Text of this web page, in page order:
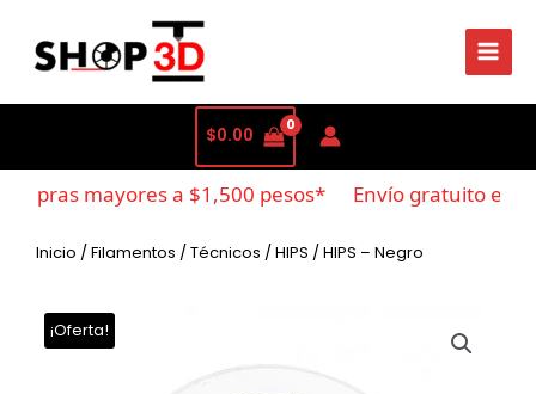
$0.00
mayores a $1,500 pesos* Envío gratuito en
Inicio /Filamentos /Técnicos /HIPS / HIPS – Negro
¡Oferta!